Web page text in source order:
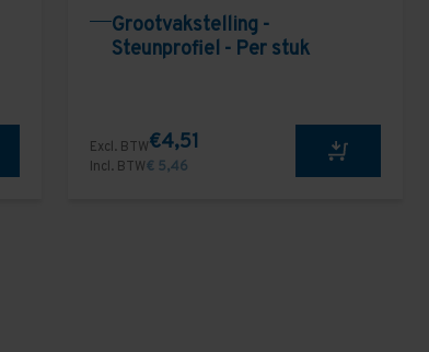
Grootvakstelling -
Steunprofiel - Per stuk
Excl. BTW€4,51
Incl. BTW€ 5,46